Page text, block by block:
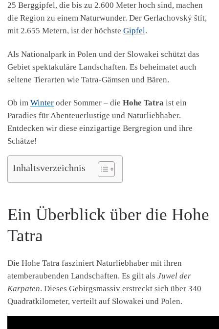
25 Berggipfel, die bis zu 2.600 Meter hoch sind, machen
die Region zu einem Naturwunder. Der Gerlachovský štít,
mit 2.655 Metern, ist der höchste Gipfel.
Als Nationalpark in Polen und der Slowakei schützt das
Gebiet spektakuläre Landschaften. Es beheimatet auch
seltene Tierarten wie Tatra-Gämsen und Bären.
Ob im Winter oder Sommer – die Hohe Tatra ist ein
Paradies für Abenteuerlustige und Naturliebhaber.
Entdecken wir diese einzigartige Bergregion und ihre
Schätze!
Inhaltsverzeichnis
Ein Überblick über die Hohe
Tatra
Die Hohe Tatra fasziniert Naturliebhaber mit ihren
atemberaubenden Landschaften. Es gilt als Juwel der
Karpaten. Dieses Gebirgsmassiv erstreckt sich über 340
Quadratkilometer, verteilt auf Slowakei und Polen.